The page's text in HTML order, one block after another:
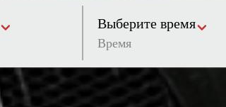
Выберите время
Время